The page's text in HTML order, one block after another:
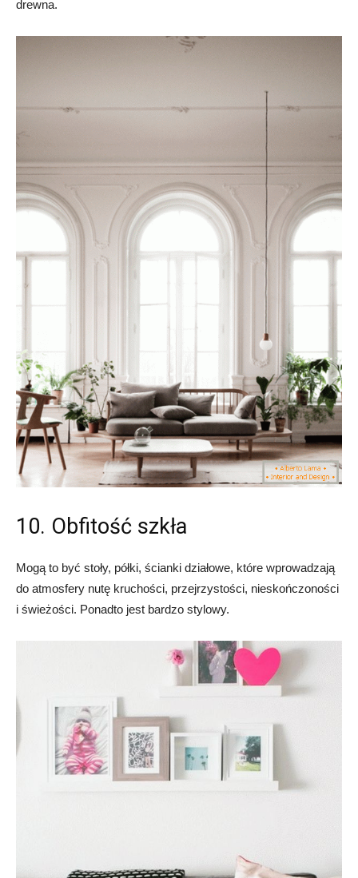
drewna.
10. Obfitość szkła
Mogą to być stoły, półki, ścianki działowe, które wprowadzają
do atmosfery nutę kruchości, przejrzystości, nieskończoności
i świeżości. Ponadto jest bardzo stylowy.